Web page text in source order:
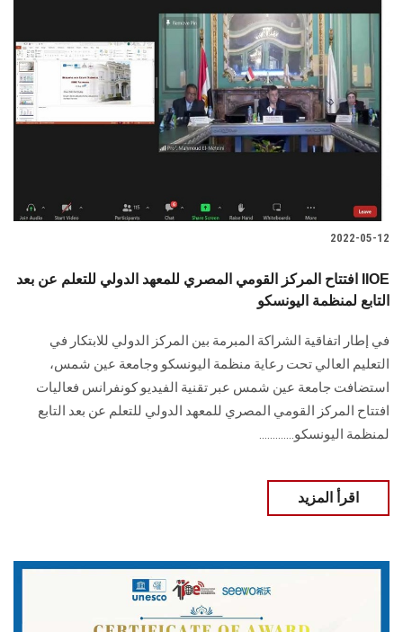
2022-05-12
افتتاح المركز القومي المصري للمعهد الدولي للتعلم عن بعد IIOE
التابع لمنظمة اليونسكو
في إطار اتفاقية الشراكة المبرمة بين المركز الدولي للابتكار في
التعليم العالي تحت رعاية منظمة اليونسكو وجامعة عين شمس،
استضافت جامعة عين شمس عبر تقنية الفيديو كونفرانس فعاليات
افتتاح المركز القومي المصري للمعهد الدولي للتعلم عن بعد التابع
لمنظمة اليونسكو.............
اقرأ المزيد